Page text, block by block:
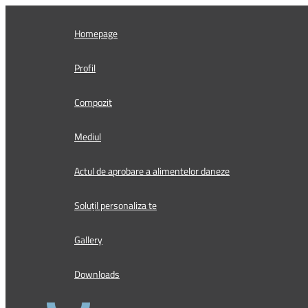
Homepage
Profil
Compozit
Mediul
Actul de aprobare a alimentelor daneze
Soluțil personaliza te
Gallery
Downloads